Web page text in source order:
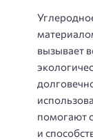
вызывает
помогают
и